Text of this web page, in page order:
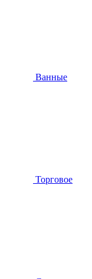
Ванные
Торговое